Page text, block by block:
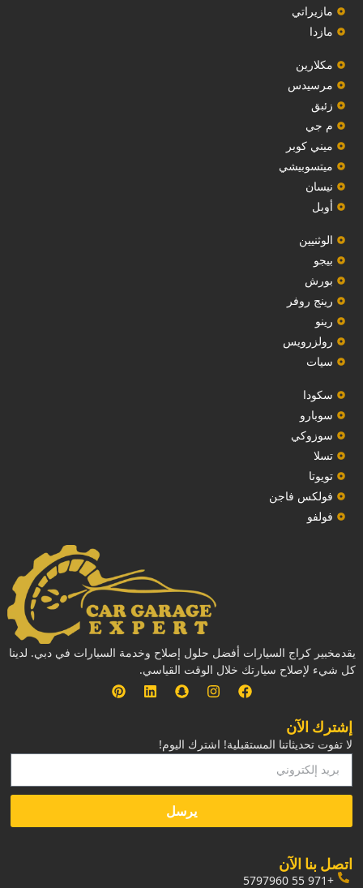
مازيراتي
مازدا
مكلارين
مرسيدس
‏زئبق‏
م جي
ميني كوبر
ميتسوبيشي
نيسان
أوبل
‏الوثنيين‏
بيجو
بورش
رينج روفر
رينو
رولزرويس
سيات
سكودا
‏سوبارو‏
سوزوكي
تسلا
تويوتا
فولكس فاجن
فولفو
يقدمخبير كراج السيارات أفضل حلول إصلاح وخدمة السيارات في دبي. لدينا
كل شيء لإصلاح سيارتك خلال الوقت القياسي.
إشترك الآن
لا تفوت تحديثاتنا المستقبلية! اشترك اليوم!
يرسل
‏اتصل بنا الآن‏
+971 55 5797960